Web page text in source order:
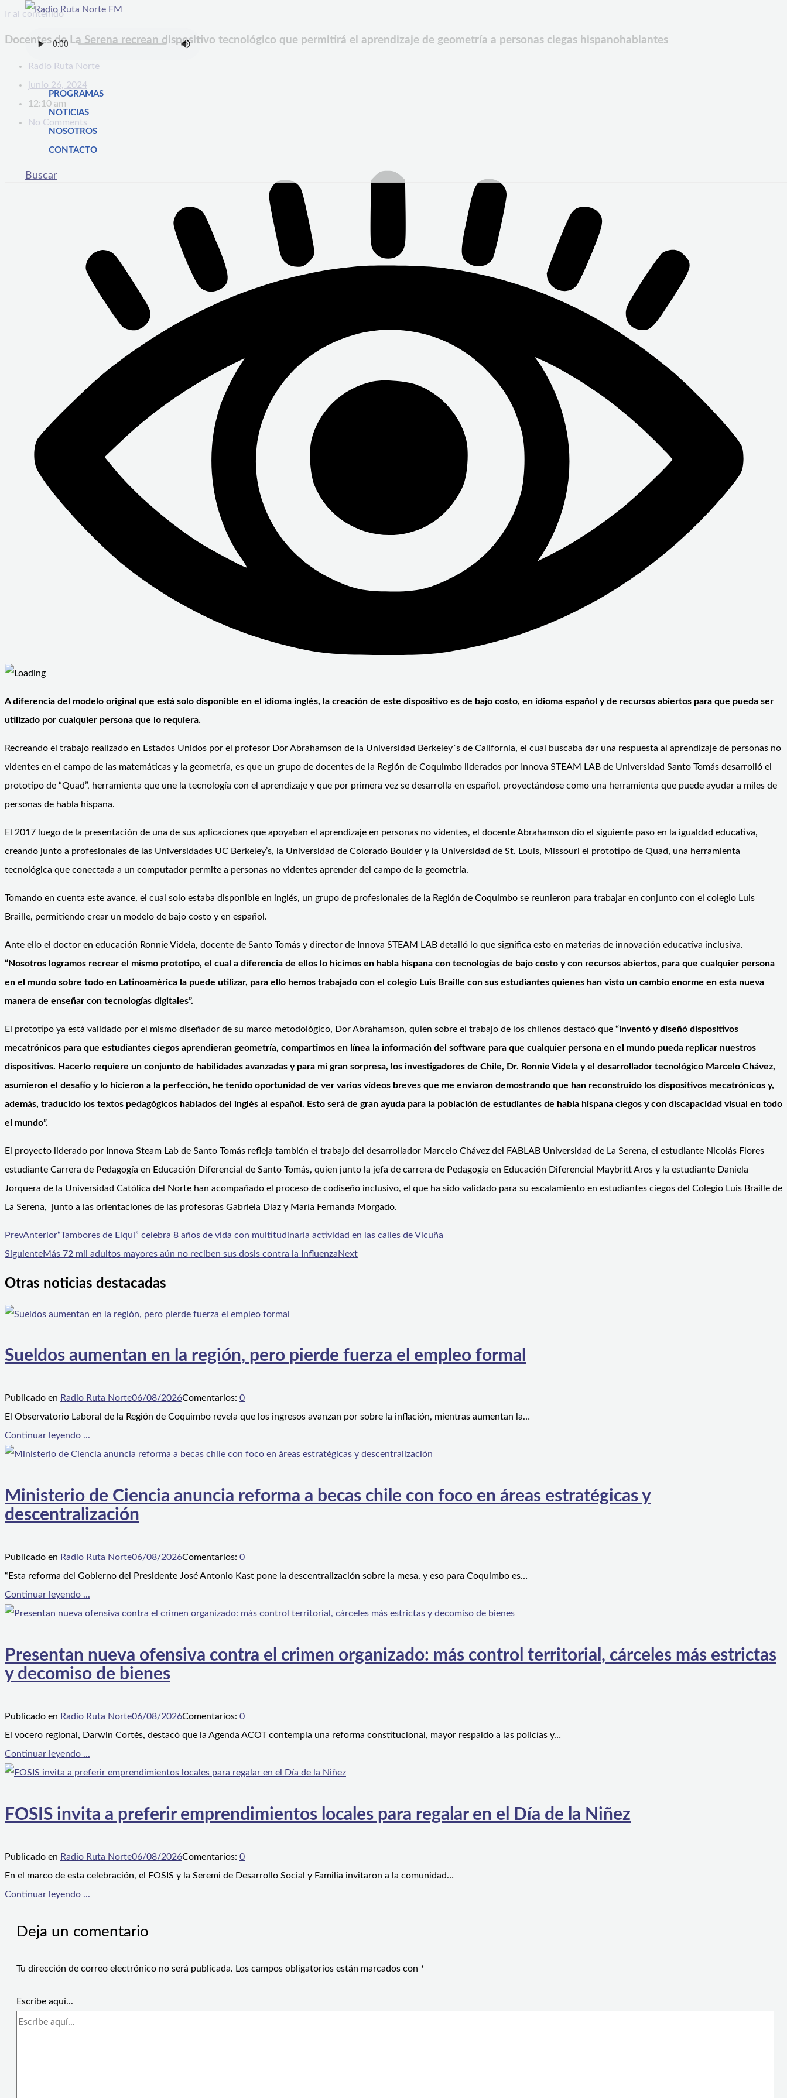
Ir al contenido
PROGRAMAS
NOTICIAS
NOSOTROS
CONTACTO
Buscar
Docentes de La Serena recrean dispositivo tecnológico que permitirá el aprendizaje de geometría a personas ciegas hispanohablantes
Radio Ruta Norte
junio 26, 2024
12:10 am
No Comments
A diferencia del modelo original que está solo disponible en el idioma inglés, la creación de este dispositivo es de bajo costo, en idioma español y de recursos abiertos para que pueda ser
utilizado por cualquier persona que lo requiera.
Recreando el trabajo realizado en Estados Unidos por el profesor Dor Abrahamson de la Universidad Berkeley´s de California, el cual buscaba dar una respuesta al aprendizaje de personas no
videntes en el campo de las matemáticas y la geometría, es que un grupo de docentes de la Región de Coquimbo liderados por Innova STEAM LAB de Universidad Santo Tomás desarrolló el
prototipo de “Quad”, herramienta que une la tecnología con el aprendizaje y que por primera vez se desarrolla en español, proyectándose como una herramienta que puede ayudar a miles de
personas de habla hispana.
El 2017 luego de la presentación de una de sus aplicaciones que apoyaban el aprendizaje en personas no videntes, el docente Abrahamson dio el siguiente paso en la igualdad educativa,
creando junto a profesionales de las Universidades UC Berkeley’s, la Universidad de Colorado Boulder y la Universidad de St. Louis, Missouri el prototipo de Quad, una herramienta
tecnológica que conectada a un computador permite a personas no videntes aprender del campo de la geometría.
Tomando en cuenta este avance, el cual solo estaba disponible en inglés, un grupo de profesionales de la Región de Coquimbo se reunieron para trabajar en conjunto con el colegio Luis
Braille, permitiendo crear un modelo de bajo costo y en español.
Ante ello el doctor en educación Ronnie Videla, docente de Santo Tomás y director de Innova STEAM LAB detalló lo que significa esto en materias de innovación educativa inclusiva.
“Nosotros logramos recrear el mismo prototipo, el cual a diferencia de ellos lo hicimos en habla hispana con tecnologías de bajo costo y con recursos abiertos, para que cualquier persona
en el mundo sobre todo en Latinoamérica la puede utilizar, para ello hemos trabajado con el colegio Luis Braille con sus estudiantes quienes han visto un cambio enorme en esta nueva
manera de enseñar con tecnologías digitales”.
El prototipo ya está validado por el mismo diseñador de su marco metodológico, Dor Abrahamson, quien sobre el trabajo de los chilenos destacó que “inventó y diseñó dispositivos
mecatrónicos para que estudiantes ciegos aprendieran geometría, compartimos en línea la información del software para que cualquier persona en el mundo pueda replicar nuestros
dispositivos. Hacerlo requiere un conjunto de habilidades avanzadas y para mi gran sorpresa, los investigadores de Chile, Dr. Ronnie Videla y el desarrollador tecnológico Marcelo Chávez,
asumieron el desafío y lo hicieron a la perfección, he tenido oportunidad de ver varios vídeos breves que me enviaron demostrando que han reconstruido los dispositivos mecatrónicos y,
además, traducido los textos pedagógicos hablados del inglés al español. Esto será de gran ayuda para la población de estudiantes de habla hispana ciegos y con discapacidad visual en todo
el mundo”.
El proyecto liderado por Innova Steam Lab de Santo Tomás refleja también el trabajo del desarrollador Marcelo Chávez del FABLAB Universidad de La Serena, el estudiante Nicolás Flores
estudiante Carrera de Pedagogía en Educación Diferencial de Santo Tomás, quien junto la jefa de carrera de Pedagogía en Educación Diferencial Maybritt Aros y la estudiante Daniela
Jorquera de la Universidad Católica del Norte han acompañado el proceso de codiseño inclusivo, el que ha sido validado para su escalamiento en estudiantes ciegos del Colegio Luis Braille de
La Serena, junto a las orientaciones de las profesoras Gabriela Díaz y María Fernanda Morgado.
PrevAnterior“Tambores de Elqui” celebra 8 años de vida con multitudinaria actividad en las calles de Vicuña
SiguienteMás 72 mil adultos mayores aún no reciben sus dosis contra la InfluenzaNext
Otras noticias destacadas
Sueldos aumentan en la región, pero pierde fuerza el empleo formal
Publicado en Radio Ruta Norte06/08/2026Comentarios: 0
El Observatorio Laboral de la Región de Coquimbo revela que los ingresos avanzan por sobre la inflación, mientras aumentan la…
Continuar leyendo ...
Ministerio de Ciencia anuncia reforma a becas chile con foco en áreas estratégicas y
descentralización
Publicado en Radio Ruta Norte06/08/2026Comentarios: 0
“Esta reforma del Gobierno del Presidente José Antonio Kast pone la descentralización sobre la mesa, y eso para Coquimbo es…
Continuar leyendo ...
Presentan nueva ofensiva contra el crimen organizado: más control territorial, cárceles más estrictas
y decomiso de bienes
Publicado en Radio Ruta Norte06/08/2026Comentarios: 0
El vocero regional, Darwin Cortés, destacó que la Agenda ACOT contempla una reforma constitucional, mayor respaldo a las policías y…
Continuar leyendo ...
FOSIS invita a preferir emprendimientos locales para regalar en el Día de la Niñez
Publicado en Radio Ruta Norte06/08/2026Comentarios: 0
En el marco de esta celebración, el FOSIS y la Seremi de Desarrollo Social y Familia invitaron a la comunidad…
Continuar leyendo ...
Deja un comentario
Tu dirección de correo electrónico no será publicada. Los campos obligatorios están marcados con *
Escribe aquí...